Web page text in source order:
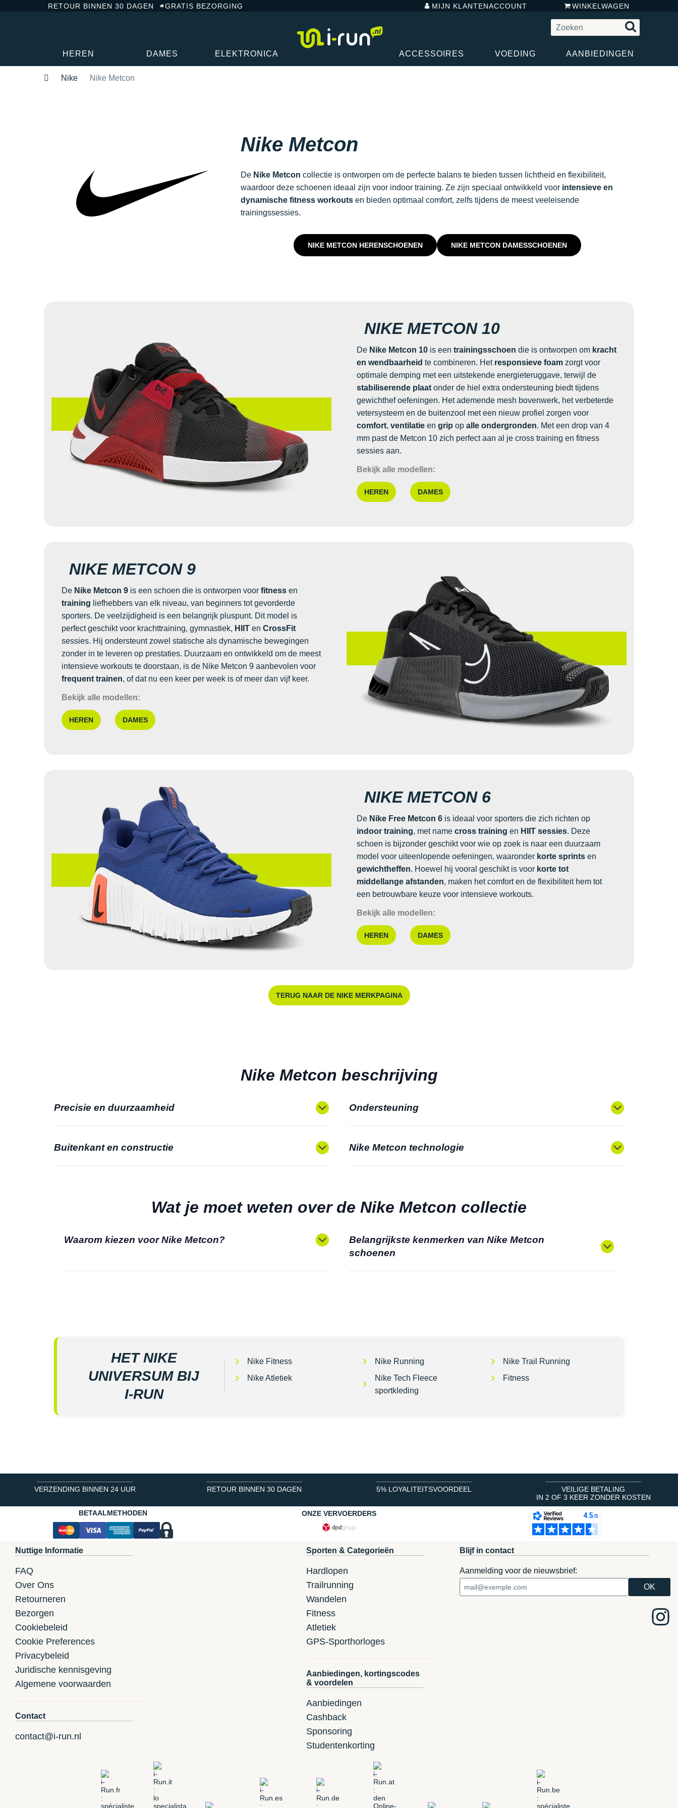
RETOUR BINNEN 30 DAGEN GRATIS BEZORGING MIJN KLANTENACCOUNT WINKELWAGEN
HEREN DAMES ELEKTRONICA ACCESSOIRES VOEDING AANBIEDINGEN
Nike Nike Metcon
Nike Metcon
De Nike Metcon collectie is ontworpen om de perfecte balans te bieden tussen lichtheid en flexibiliteit,
waardoor deze schoenen ideaal zijn voor indoor training. Ze zijn speciaal ontwikkeld voor intensieve en
dynamische fitness workoutsen bieden optimaal comfort, zelfs tijdens de meest veeleisende
trainingssessies.
NIKE METCON HERENSCHOENEN NIKE METCON DAMESSCHOENEN
NIKE METCON 10
De Nike Metcon 10is een trainingsschoen die is ontworpen om kracht
en wendbaarheid te combineren. Het responsieve foamzorgt voor
optimale demping met een uitstekende energieteruggave, terwijl de
stabiliserende plaatonder de hiel extra ondersteuning biedt tijdens
gewichthef oefeningen. Het ademende mesh bovenwerk, het verbeterde
vetersysteem en de buitenzool met een nieuw profiel zorgen voor
comfort, ventilatieen grip op alle ondergronden. Met een drop van 4
mm past de Metcon 10 zich perfect aan al je cross training en fitness
sessies aan.
Bekijk alle modellen:
HEREN DAMES
NIKE METCON 9
De Nike Metcon 9is een schoen die is ontworpen voor fitnessen
training liefhebbers van elk niveau, van beginners tot gevorderde
sporters. De veelzijdigheid is een belangrijk pluspunt. Dit model is
perfect geschikt voor krachttraining, gymnastiek, HIITen CrossFit
sessies. Hij ondersteunt zowel statische als dynamische bewegingen
zonder in te leveren op prestaties. Duurzaam en ontwikkeld om de meest
intensieve workouts te doorstaan, is de Nike Metcon 9 aanbevolen voor
frequent trainen, of dat nu een keer per week is of meer dan vijf keer.
Bekijk alle modellen:
HEREN DAMES
NIKE METCON 6
De Nike Free Metcon 6is ideaal voor sporters die zich richten op
indoor training, met name cross training en HIIT sessies. Deze
schoen is bijzonder geschikt voor wie op zoek is naar een duurzaam
model voor uiteenlopende oefeningen, waaronder korte sprintsen
gewichtheffen. Hoewel hij vooral geschikt is voor korte tot
middellange afstanden, maken het comfort en de flexibiliteit hem tot
een betrouwbare keuze voor intensieve workouts.
Bekijk alle modellen:
HEREN DAMES
TERUG NAAR DE NIKE MERKPAGINA
Nike Metcon beschrijving
Precisie en duurzaamheid Ondersteuning
Buitenkant en constructie Nike Metcon technologie
Wat je moet weten over de Nike Metcon collectie
Waarom kiezen voor Nike Metcon?
Belangrijkste kenmerken van Nike Metcon
schoenen
HET NIKE
UNIVERSUM BIJ
I‑RUN
Nike Fitness Nike Running
Nike Trail Running
Nike Atletiek
Nike Tech Fleece
sportkleding
Fitness
VERZENDING BINNEN 24 UUR RETOUR BINNEN 30 DAGEN 5% LOYALITEITSVOORDEEL
VEILIGE BETALING
IN 2 OF 3 KEER ZONDER KOSTEN
BETAALMETHODEN
ONZE VERVOERDERS
Nuttige Informatie
FAQ
Over Ons
Retourneren
Bezorgen
Cookiebeleid
Cookie Preferences
Privacybeleid
Juridische kennisgeving
Algemene voorwaarden
Contact
contact@i-run.nl
Sporten & Categorieën
Hardlopen
Trailrunning
Wandelen
Fitness
Atletiek
GPS-Sporthorloges
Aanbiedingen, kortingscodes
& voordelen
Aanbiedingen
Cashback
Sponsoring
Studentenkorting
Blijf in contact
Aanmelding voor de nieuwsbrief: